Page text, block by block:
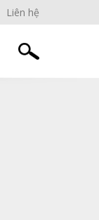
Liên hệ